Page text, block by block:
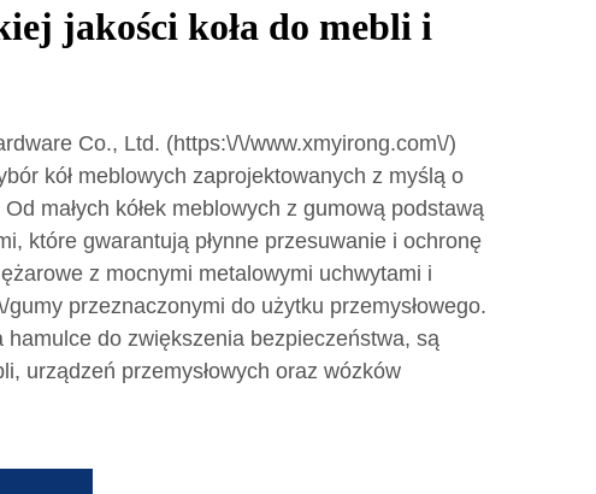
jakości koła do mebli i
Co., Ltd. (https:\/\/www.xmyirong.com\/)
kół meblowych zaprojektowanych z myślą o
małych kółek meblowych z gumową podstawą
które gwarantują płynne przesuwanie i ochronę
z mocnymi metalowymi uchwytami i
gumy przeznaczonymi do użytku przemysłowego.
hamulce do zwiększenia bezpieczeństwa, są
urządzeń przemysłowych oraz wózków